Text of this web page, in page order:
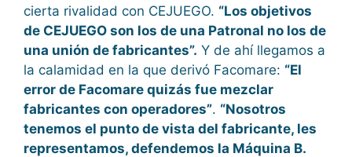
cierta rivalidad con CEJUEGO. “Los objetivos
de CEJUEGO son los de una Patronal no los de
una unión de fabricantes”. Y de ahí llegamos a
la calamidad en la que derivó Facomare: “El
error de Facomare quizás fue mezclar
fabricantes con operadores”. “Nosotros
tenemos el punto de vista del fabricante, les
representamos, defendemos la Máquina B.